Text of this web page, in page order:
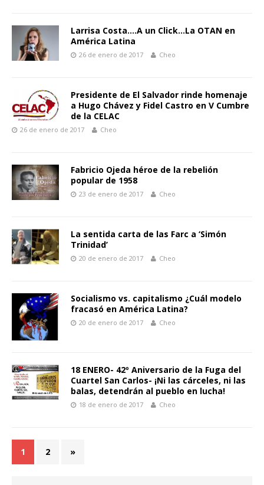
Larrisa Costa….A un Click…La OTAN en
América Latina
26 de enero de 2017 Cheo
Presidente de El Salvador rinde homenaje
a Hugo Chávez y Fidel Castro en V Cumbre
de la CELAC
26 de enero de 2017 Cheo
Fabricio Ojeda héroe de la rebelión
popular de 1958
23 de enero de 2017 Cheo
La sentida carta de las Farc a ‘Simón
Trinidad’
20 de enero de 2017 Cheo
Socialismo vs. capitalismo ¿Cuál modelo
fracasó en América Latina?
20 de enero de 2017 Cheo
18 ENERO- 42º Aniversario de la Fuga del
Cuartel San Carlos- ¡Ni las cárceles, ni las
balas, detendrán al pueblo en lucha!
18 de enero de 2017 Cheo
1 2 »